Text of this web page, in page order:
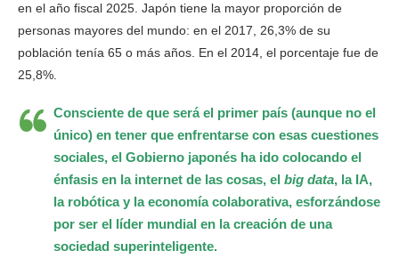
en el año fiscal 2025. Japón tiene la mayor proporción de
personas mayores del mundo: en el 2017, 26,3% de su
población tenía 65 o más años. En el 2014, el porcentaje fue de
25,8%.
Consciente de que será el primer país (aunque no el
único) en tener que enfrentarse con esas cuestiones
sociales, el Gobierno japonés ha ido colocando el
énfasis en la internet de las cosas, el big data, la IA,
la robótica y la economía colaborativa, esforzándose
por ser el líder mundial en la creación de una
sociedad superinteligente.